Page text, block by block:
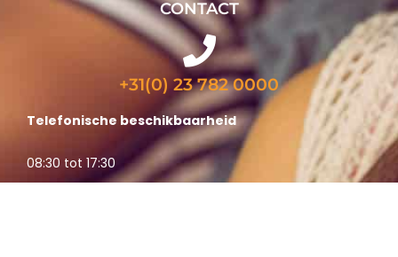
CONTACT
+31(0) 23 782 0000
Telefonische beschikbaarheid
08:30 tot 17:30